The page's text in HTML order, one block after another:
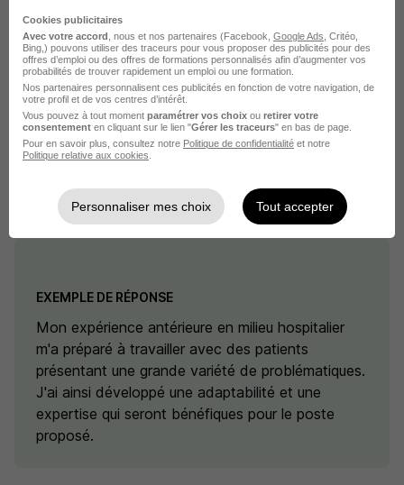
concrètement les gens à surmonter leurs
difficultés et de voir leur évolution au fil des
séances. Chaque progrès, même minime, est une
source de grande satisfaction pour moi.
4. Comment votre expérience précédente
vous a-t-elle préparé pour ce poste?
dans votre carrière précédente au poste pour lequel
vous postulez.
EXEMPLE DE RÉPONSE
Mon expérience antérieure en milieu hospitalier
m'a préparé à travailler avec des patients
présentant une grande variété de problématiques.
J'ai ainsi développé une adaptabilité et une
expertise qui seront bénéfiques pour le poste
proposé.
Cookies publicitaires
Avec votre accord , nous et nos partenaires (Facebook, Google Ads , Critéo,
Bing,) pouvons utiliser des traceurs pour vous proposer des publicités pour des
offres d’emploi ou des offres de formations personnalisés afin d’augmenter vos
probabilités de trouver rapidement un emploi ou une formation.
Nos partenaires personnalisent ces publicités en fonction de votre navigation, de
votre profil et de vos centres d’intérêt.
Vous pouvez à tout moment paramétrer vos choix ou retirer votre
consentement en cliquant sur le lien "Gérer les traceurs" en bas de page.
Pour en savoir plus, consultez notre Politique de confidentialité et notre
Politique relative aux cookies
Personnaliser mes choix Tout accepter